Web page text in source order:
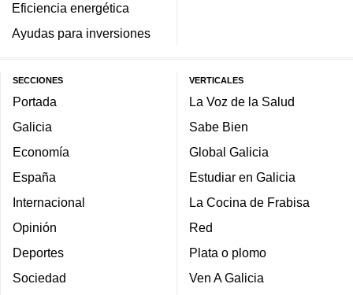
Eficiencia energética
Ayudas para inversiones
SECCIONES
Portada
Galicia
Economía
España
Internacional
Opinión
Deportes
Sociedad
VERTICALES
La Voz de la Salud
Sabe Bien
Global Galicia
Estudiar en Galicia
La Cocina de Frabisa
Red
Plata o plomo
Ven A Galicia